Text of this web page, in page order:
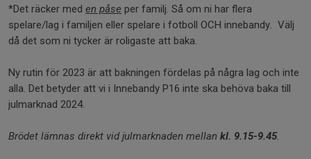
*Det räcker med en påse per familj. Så om ni har flera
spelare/lag i familjen eller spelare i fotboll OCH innebandy. Välj
då det som ni tycker är roligaste att baka.
Ny rutin för 2023 är att bakningen fördelas på några lag och inte
alla. Det betyder att vi i Innebandy P16 inte ska behöva baka till
julmarknad 2024.
Brödet lämnas direkt vid julmarknaden mellan kl. 9.15-9.45.